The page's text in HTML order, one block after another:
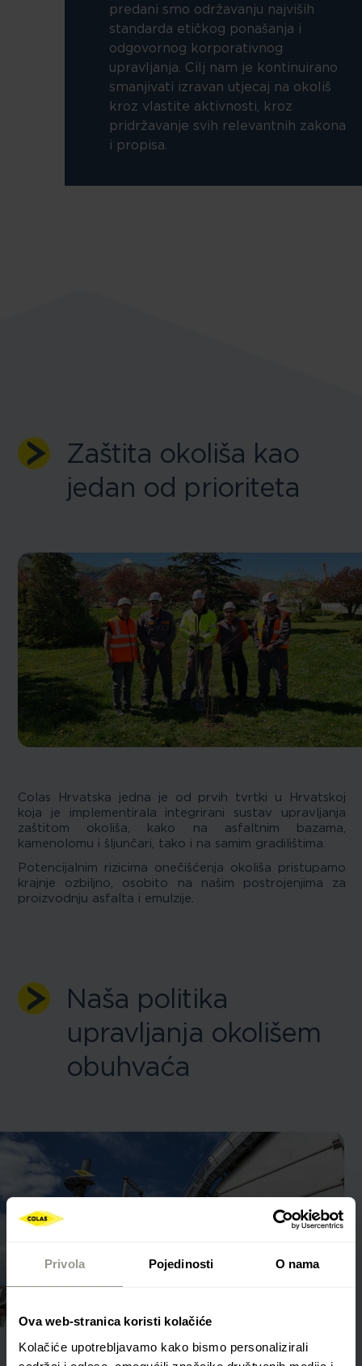
Privola Pojedinosti O nama
Ova web-stranica koristi kolačiće
Kolačiće upotrebljavamo kako bismo personalizirali
Skoči na glavni sadržaj
predani smo održavanju najviših
standarda etičkog ponašanja i
odgovornog korporativnog
upravljanja. Cilj nam je kontinuirano
smanjivati izravan utjecaj na okoliš
kroz vlastite aktivnosti, kroz
pridržavanje svih relevantnih zakona
i propisa.
Zaštita okoliša kao
jedan od prioriteta
Colas Hrvatska jedna je od prvih tvrtki u Hrvatskoj
koja je implementirala integrirani sustav upravljanja
zaštitom okoliša, kako na asfaltnim bazama,
kamenolomu i šljunčari, tako i na samim gradilištima.
Potencijalnim rizicima onečišćenja okoliša pristupamo
krajnje ozbiljno, osobito na našim postrojenjima za
proizvodnju asfalta i emulzije.
Naša politika
upravljanja okolišem
obuhvaća